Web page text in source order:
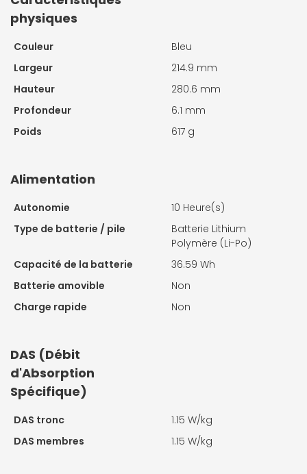
physiques
Couleur
Bleu
Largeur
214.9 mm
Hauteur
280.6 mm
Profondeur
6.1 mm
Poids
617 g
Alimentation
Autonomie
10 Heure(s)
Type de batterie / pile
Batterie Lithium
Polymère (Li-Po)
Capacité de la batterie
36.59 Wh
Batterie amovible
Non
Charge rapide
Non
DAS (Débit
d'Absorption
Spécifique)
DAS tronc
1.15 W/kg
DAS membres
1.15 W/kg